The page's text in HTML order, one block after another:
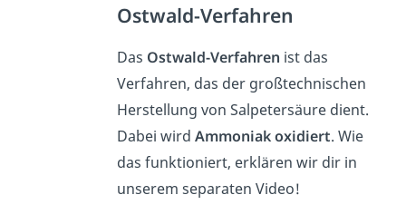
Ostwald-Verfahren
Das Ostwald-Verfahren ist das
Verfahren, das der großtechnischen
Herstellung von Salpetersäure dient.
Dabei wirdAmmoniakoxidiert. Wie
das funktioniert, erklären wir dir in
unserem separaten Video!